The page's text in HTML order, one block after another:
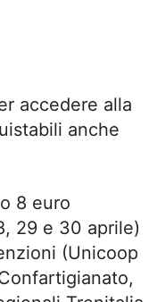
accedere alla
anche
8 euro
29 e 30 aprile)
(Unicoop